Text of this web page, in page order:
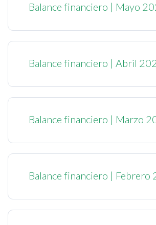
Balance financiero | Mayo
Balance financiero | Abril
Balance financiero | Marzo
Balance financiero | Febrero